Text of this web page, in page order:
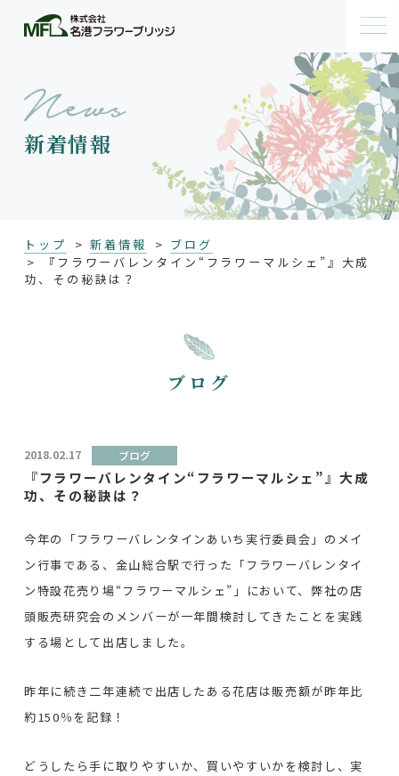
新着情報
トップ 新着情報
ブログ
『フラワーバレンタイン“フラワーマルシェ”』大成
功、その秘訣は？
ブログ
2018.02.17 ブログ
『フラワーバレンタイン“フラワーマルシェ”』大成
功、その秘訣は？
今年の「フラワーバレンタインあいち実行委員会」のメイ
ン行事である、金山総合駅で行った「フラワーバレンタイ
ン特設花売り場“フラワーマルシェ”」において、弊社の店
頭販売研究会のメンバーが一年間検討してきたことを実践
する場として出店しました。
昨年に続き二年連続で出店したある花店は販売額が昨年比
約150％を記録！
どうしたら手に取りやすいか、買いやすいかを検討し、実